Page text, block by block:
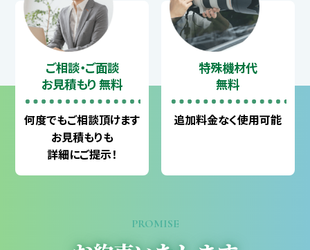
ご相談・ご面談
お見積もり 無料
何度でもご相談頂けます
お見積もりも
詳細にご提示！
特殊機材代
無料
追加料金なく使用可能